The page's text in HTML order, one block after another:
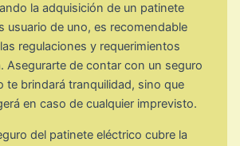
la adquisición de un patinete
usuario de uno, es recomendable
regulaciones y requerimientos
Asegurarte de contar con un seguro
te brindará tranquilidad, sino que
en caso de cualquier imprevisto.
del patinete eléctrico cubre la